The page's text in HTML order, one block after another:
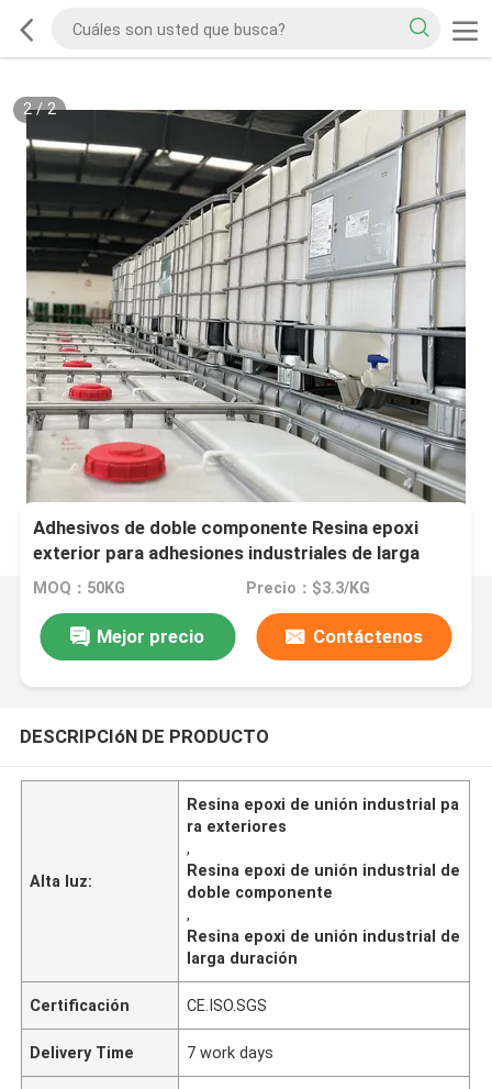
2/2
Adhesivos de doble componente Resina epoxi
exterior para adhesiones industriales de larga
duración
MOQ：50KG Precio：$3.3/KG
Mejor precio Contáctenos
DESCRIPCIóN DE PRODUCTO
Alta luz:
Resina epoxi de unión industrial pa
ra exteriores
,
Resina epoxi de unión industrial de
doble componente
,
Resina epoxi de unión industrial de
larga duración
Certificación CE.ISO.SGS
Delivery Time 7 work days